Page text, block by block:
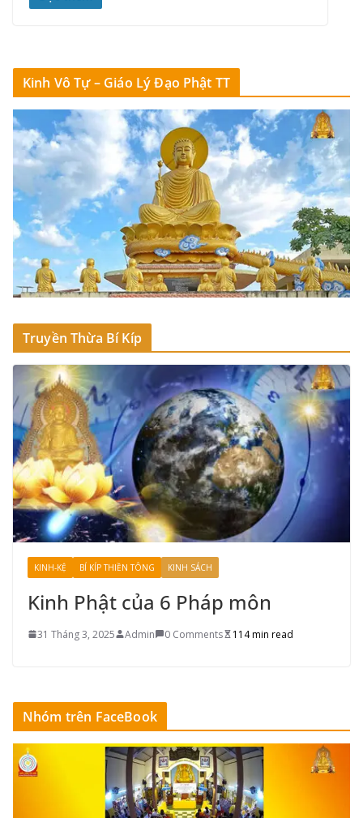
Kinh Vô Tự – Giáo Lý Đạo Phật TT
Truyền Thừa Bí Kíp
KINH-KỆ BÍ KÍP THIỀN TÔNG KINH SÁCH
Kinh Phật của 6 Pháp môn
31 Tháng 3, 2025 Admin 0 Comments 114 min read
Nhóm trên FaceBook